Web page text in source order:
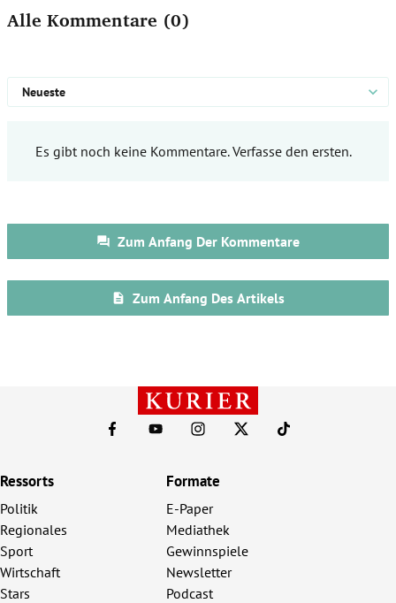
Ressorts
Politik
Regionales
Sport
Wirtschaft
Stars
Formate
E-Paper
Mediathek
Gewinnspiele
Newsletter
Podcast